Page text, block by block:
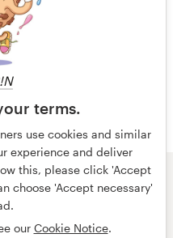
terms.
use cookies and similar
experience and deliver
this, please click 'Accept
choose 'Accept necessary'
our Cookie Notice.
de Vista
Privacidad